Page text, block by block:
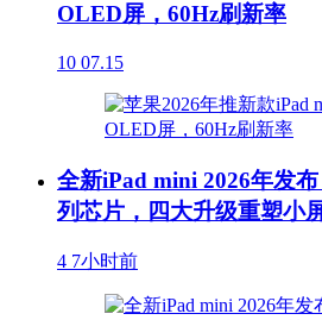
OLED屏，60Hz刷新率
10 07.15
全新iPad mini 2026年发
列芯片，四大升级重塑小
4 7小时前